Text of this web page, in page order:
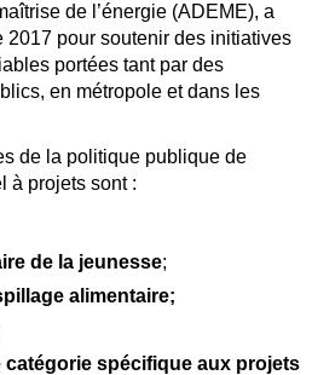
de l’énergie (ADEME), a
2017 pour soutenir des initiatives
portées tant par des
en métropole et dans les
de la politique publique de
à projets sont :
de la jeunesse;
alimentaire;
catégorie spécifique aux projets